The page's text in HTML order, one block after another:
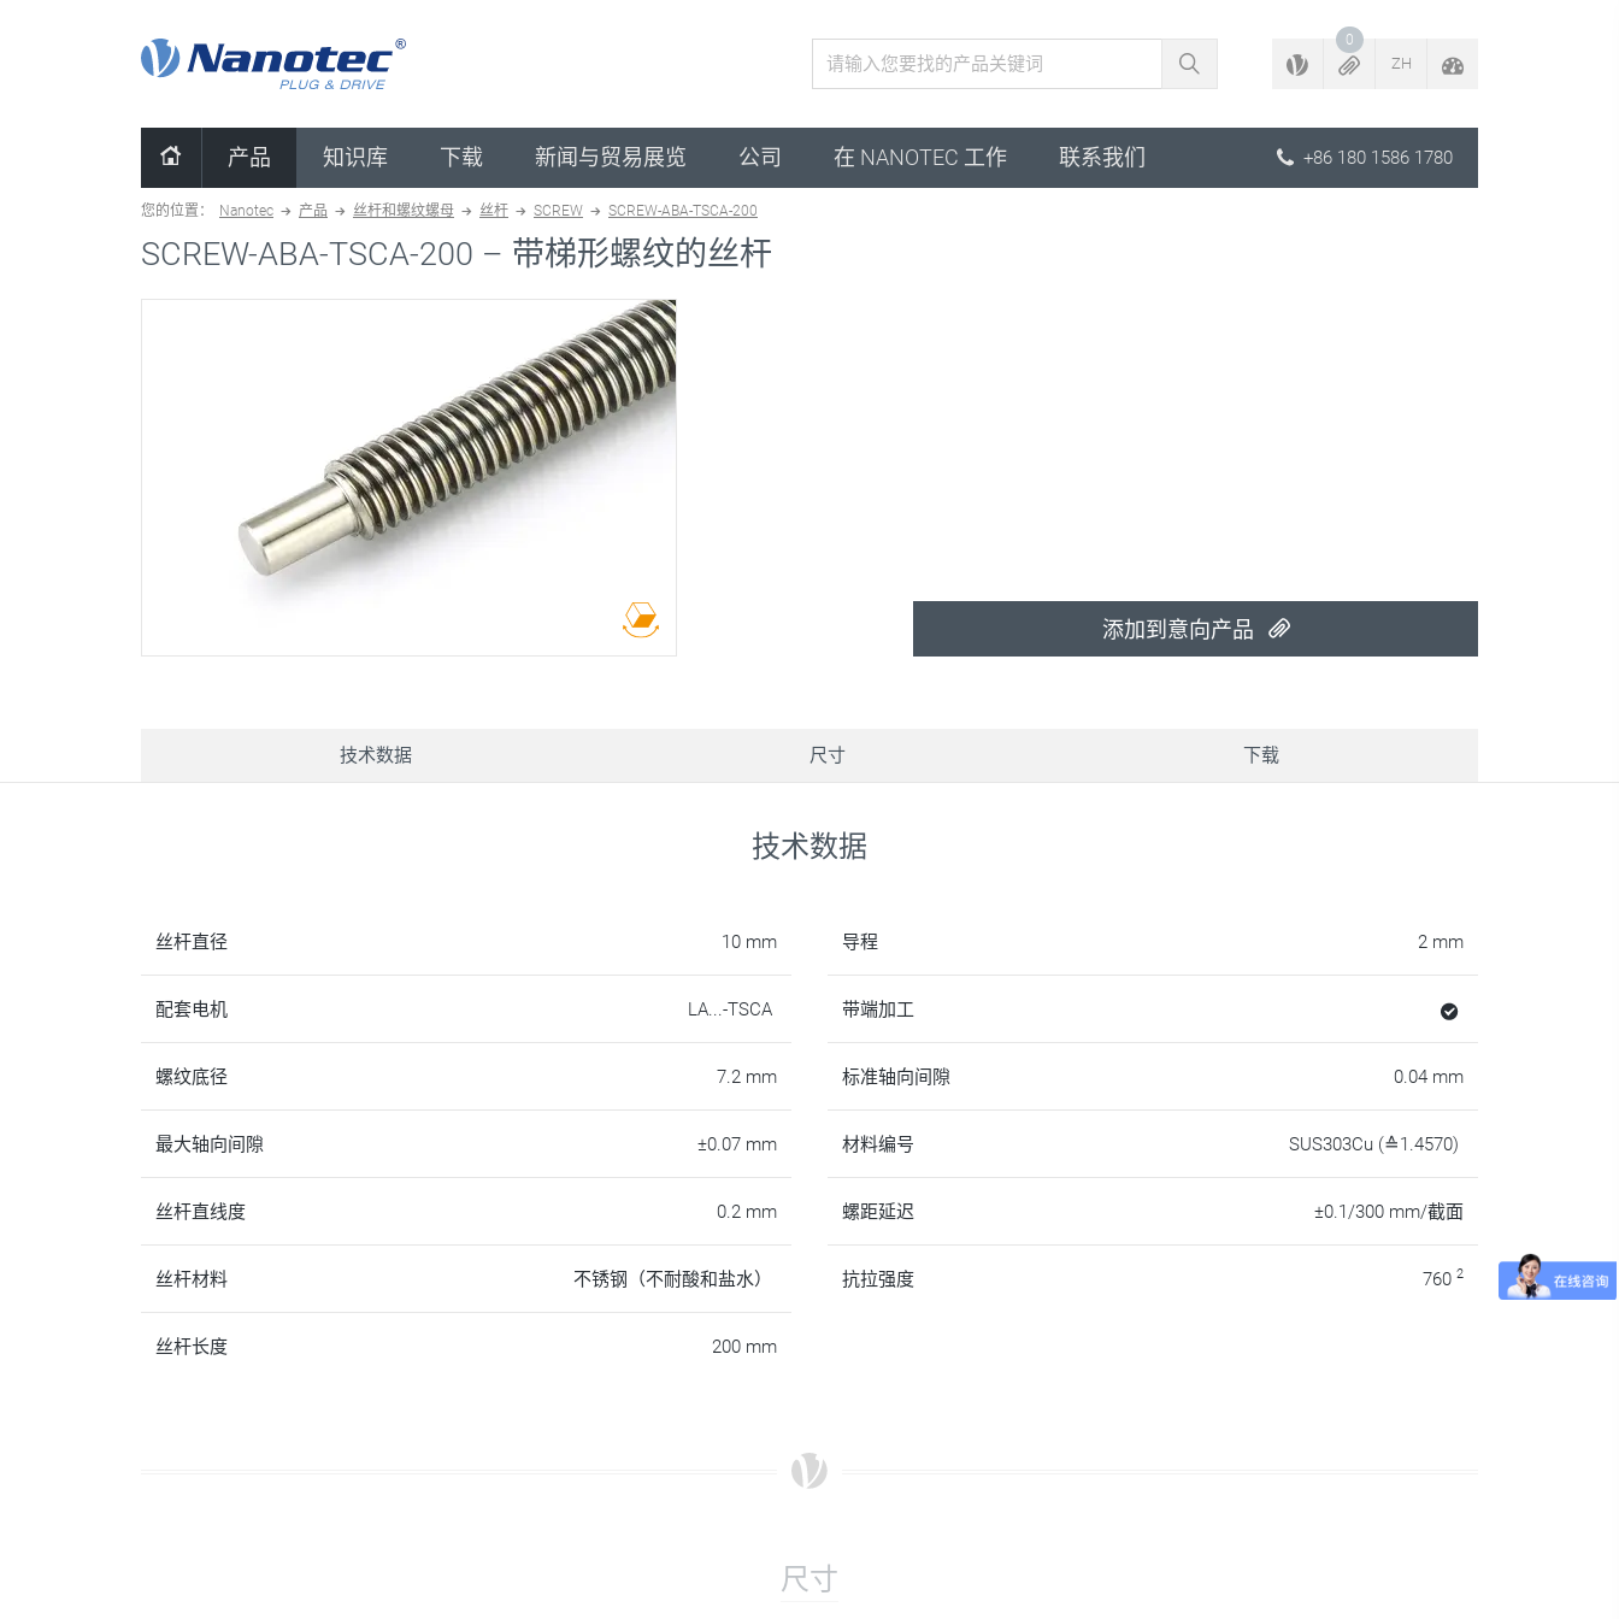
返回配置程序
0
ZH
产品 知识库 下载 新闻与贸易展览 公司 在 NANOTEC 工作 联系我们 +86 180 1586 1780
您的位置： Nanotec 产品 丝杆和螺纹螺母 丝杆 SCREW SCREW-ABA-TSCA-200
SCREW-ABA-TSCA-200 – 带梯形螺纹的丝杆
添加到意向产品
技术数据 尺寸 下载
技术数据
丝杆直径 10 mm
配套电机 LA...-TSCA
螺纹底径 7.2 mm
最大轴向间隙 ±0.07 mm
丝杆直线度 0.2 mm
丝杆材料 不锈钢（不耐酸和盐水）
丝杆长度 200 mm
导程 2 mm
带端加工
标准轴向间隙 0.04 mm
材料编号 SUS303Cu (≙1.4570)
螺距延迟 ±0.1/300 mm/截面
抗拉强度 760 2
尺寸